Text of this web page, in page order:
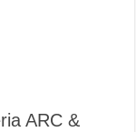
ARC &